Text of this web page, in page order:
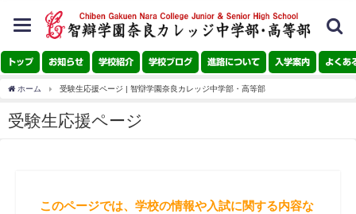
toggle
navigation
トップ お知らせ 学校紹介 学校ブログ 進路について 入学案内 よくあ
ホーム 受験生応援ページ | 智辯学園奈良カレッジ中学部・高等部
受験生応援ページ
このページでは、学校の情報や入試に関する内容な